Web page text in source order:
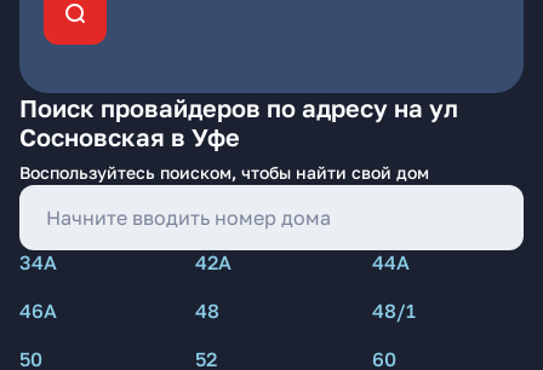
Поиск провайдеров по адресу на ул
Сосновская в Уфе
Воспользуйтесь поиском, чтобы найти свой дом
34А 42А
44А
46А
48
48/1
50
52 60